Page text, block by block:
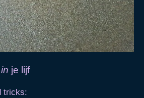
in je lijf
tricks: